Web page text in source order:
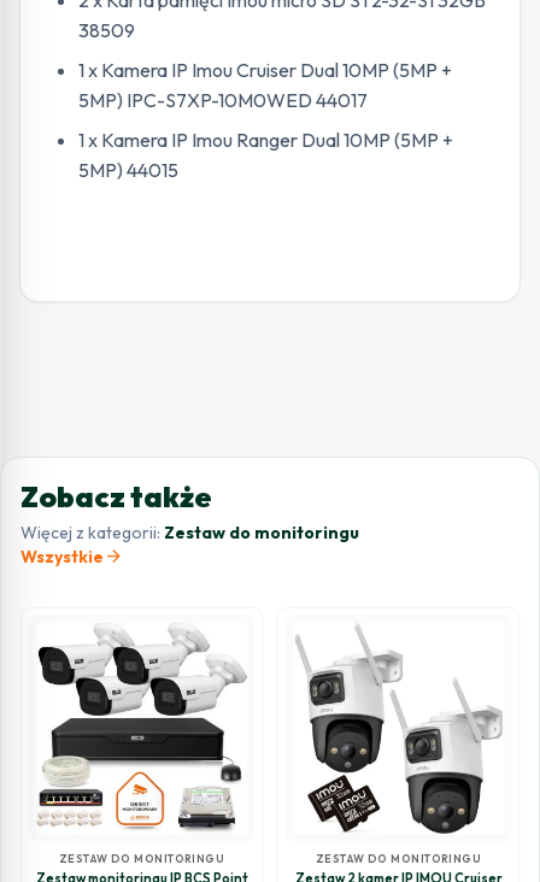
38509
1 x Kamera IP Imou Cruiser Dual 10MP (5MP +
5MP) IPC-S7XP-10M0WED 44017
1 x Kamera IP Imou Ranger Dual 10MP (5MP +
5MP) 44015
Zobacz także
Więcej z kategorii: Zestaw do monitoringu
Wszystkie arrow_forward
ZESTAW DO MONITORINGU
Zestaw monitoringu IP BCS Point
ZESTAW DO MONITORINGU
Zestaw 2 kamer IP IMOU Cruiser